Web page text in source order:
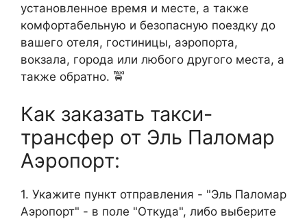
установленное время и месте, а также
комфортабельную и безопасную поездку до
вашего отеля, гостиницы, аэропорта,
вокзала, города или любого другого места, а
также обратно. 🚖
Как заказать такси-
трансфер от Эль Паломар
Аэропорт:
1. Укажите пункт отправления - "Эль Паломар
Аэропорт" - в поле "Откуда", либо выберите